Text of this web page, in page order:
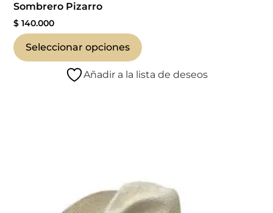
Sombrero Pizarro
$ 140.000
Seleccionar opciones
Añadir a la lista de deseos